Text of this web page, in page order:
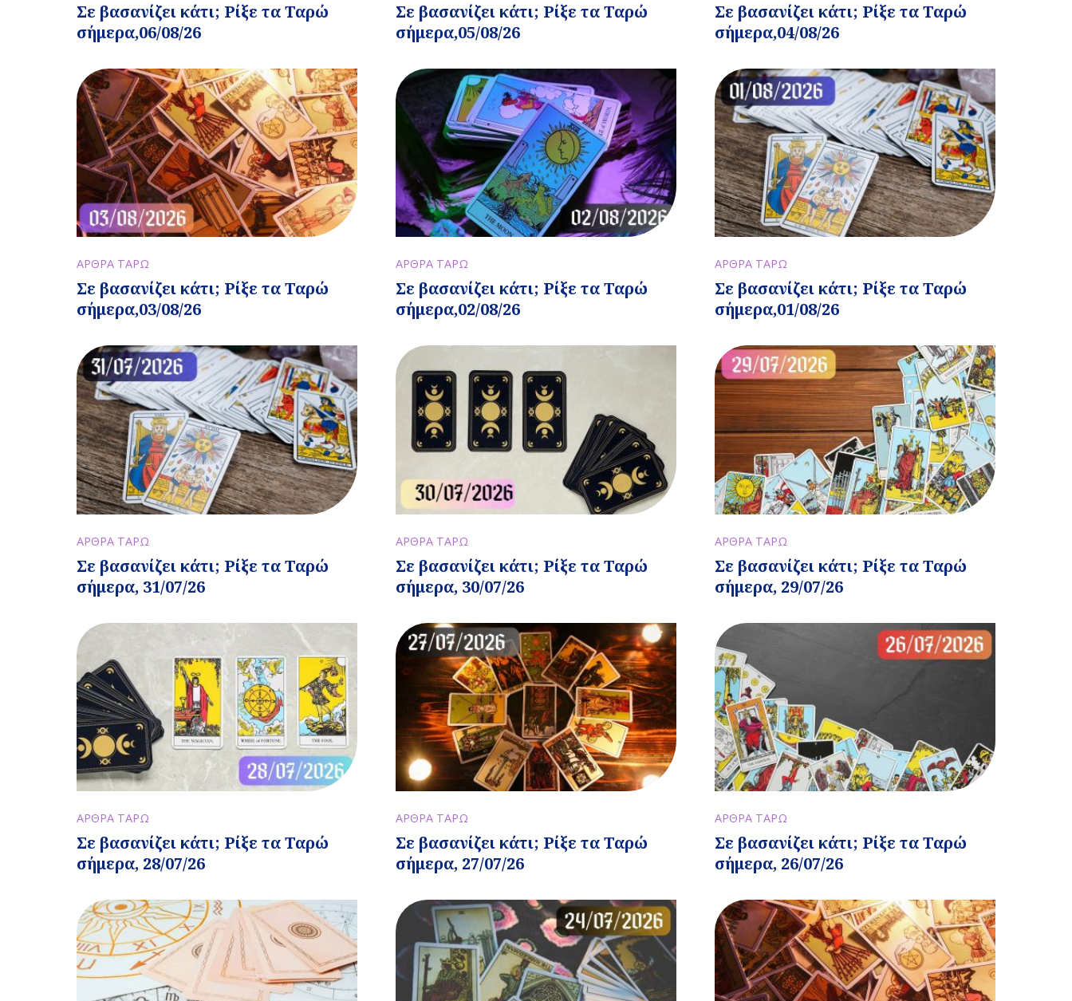
Σε βασανίζει κάτι; Ρίξε τα Ταρώ
σήμερα,06/08/26
Σε βασανίζει κάτι; Ρίξε τα Ταρώ
σήμερα,05/08/26
Σε βασανίζει κάτι; Ρίξε τα Ταρώ
σήμερα,04/08/26
ΑΡΘΡΑ ΤΑΡΩ
Σε βασανίζει κάτι; Ρίξε τα Ταρώ
σήμερα,03/08/26
ΑΡΘΡΑ ΤΑΡΩ
Σε βασανίζει κάτι; Ρίξε τα Ταρώ
σήμερα,02/08/26
ΑΡΘΡΑ ΤΑΡΩ
Σε βασανίζει κάτι; Ρίξε τα Ταρώ
σήμερα,01/08/26
ΑΡΘΡΑ ΤΑΡΩ
Σε βασανίζει κάτι; Ρίξε τα Ταρώ
σήμερα, 31/07/26
ΑΡΘΡΑ ΤΑΡΩ
Σε βασανίζει κάτι; Ρίξε τα Ταρώ
σήμερα, 30/07/26
ΑΡΘΡΑ ΤΑΡΩ
Σε βασανίζει κάτι; Ρίξε τα Ταρώ
σήμερα, 29/07/26
ΑΡΘΡΑ ΤΑΡΩ
Σε βασανίζει κάτι; Ρίξε τα Ταρώ
σήμερα, 28/07/26
ΑΡΘΡΑ ΤΑΡΩ
Σε βασανίζει κάτι; Ρίξε τα Ταρώ
σήμερα, 27/07/26
ΑΡΘΡΑ ΤΑΡΩ
Σε βασανίζει κάτι; Ρίξε τα Ταρώ
σήμερα, 26/07/26